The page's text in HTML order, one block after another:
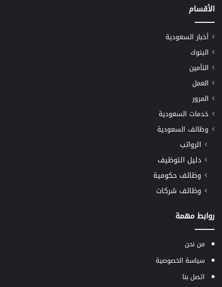
الأقسام
أخبار السعودية
البنوك
التأمين
العمل
المرور
خدمات السعودية
وظائف السعودية
الرواتب
دليل التوظيف
وظائف حكومية
وظائف شركات
روابط مهمة
من نحن
سياسة الخصوصية
اتصل بنا